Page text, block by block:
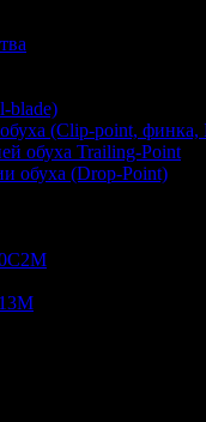
blade)
(Clip-point, финка,
обуха Trailing-Point
обуха (Drop-Point)